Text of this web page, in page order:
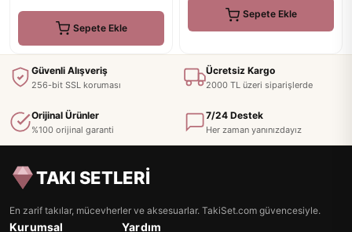
Sepete Ekle
Sepete Ekle
Güvenli Alışveriş
256-bit SSL koruması
Ücretsiz Kargo
2000 TL üzeri siparişlerde
Orijinal Ürünler
%100 orijinal garanti
7/24 Destek
Her zaman yanınızdayız
TAKI SETLERİ
En zarif takılar, mücevherler ve aksesuarlar. TakiSet.com güvencesiyle.
Kurumsal Yardım